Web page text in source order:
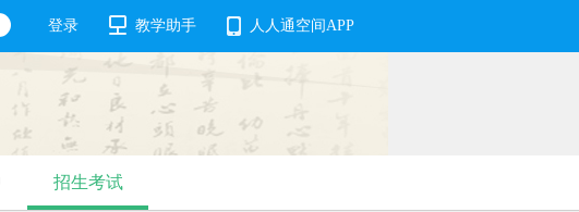
登录 教学助手 人人通空间APP
招生考试